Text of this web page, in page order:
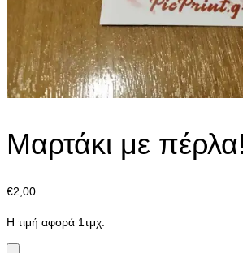
Μαρτάκι με πέρλα!
€2,00
Η τιμή αφορά 1τμχ.